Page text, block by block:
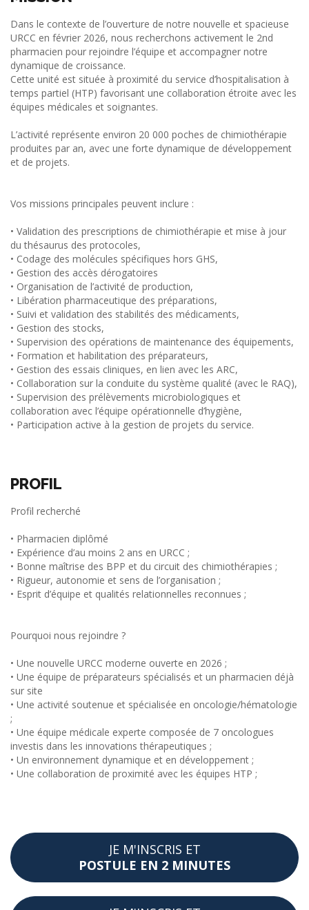
Dans le contexte de l’ouverture de notre nouvelle et spacieuse
URCC en février 2026, nous recherchons activement le 2nd
pharmacien pour rejoindre l’équipe et accompagner notre
dynamique de croissance.
Cette unité est située à proximité du service d’hospitalisation à
temps partiel (HTP) favorisant une collaboration étroite avec les
équipes médicales et soignantes.
L’activité représente environ 20 000 poches de chimiothérapie
produites par an, avec une forte dynamique de développement
et de projets.
Vos missions principales peuvent inclure :
• Validation des prescriptions de chimiothérapie et mise à jour
du thésaurus des protocoles,
• Codage des molécules spécifiques hors GHS,
• Gestion des accès dérogatoires
• Organisation de l’activité de production,
• Libération pharmaceutique des préparations,
• Suivi et validation des stabilités des médicaments,
• Gestion des stocks,
• Supervision des opérations de maintenance des équipements,
• Formation et habilitation des préparateurs,
• Gestion des essais cliniques, en lien avec les ARC,
• Collaboration sur la conduite du système qualité (avec le RAQ),
• Supervision des prélèvements microbiologiques et
collaboration avec l’équipe opérationnelle d’hygiène,
• Participation active à la gestion de projets du service.
PROFIL
Profil recherché
• Pharmacien diplômé
• Expérience d’au moins 2 ans en URCC ;
• Bonne maîtrise des BPP et du circuit des chimiothérapies ;
• Rigueur, autonomie et sens de l’organisation ;
• Esprit d’équipe et qualités relationnelles reconnues ;
Pourquoi nous rejoindre ?
• Une nouvelle URCC moderne ouverte en 2026 ;
• Une équipe de préparateurs spécialisés et un pharmacien déjà
sur site
• Une activité soutenue et spécialisée en oncologie/hématologie
;
• Une équipe médicale experte composée de 7 oncologues
investis dans les innovations thérapeutiques ;
• Un environnement dynamique et en développement ;
• Une collaboration de proximité avec les équipes HTP ;
JE M'INSCRIS ET
POSTULE EN 2 MINUTES